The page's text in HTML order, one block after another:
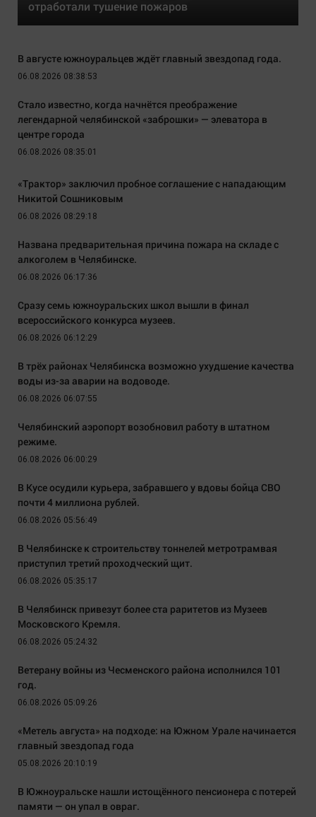
отработали тушение пожаров
В августе южноуральцев ждёт главный звездопад года.
06.08.2026 08:38:53
Стало известно, когда начнётся преображение
легендарной челябинской «заброшки» — элеватора в
центре города
06.08.2026 08:35:01
«Трактор» заключил пробное соглашение с нападающим
Никитой Сошниковым
06.08.2026 08:29:18
Названа предварительная причина пожара на складе с
алкоголем в Челябинске.
06.08.2026 06:17:36
Сразу семь южноуральских школ вышли в финал
всероссийского конкурса музеев.
06.08.2026 06:12:29
В трёх районах Челябинска возможно ухудшение качества
воды из-за аварии на водоводе.
06.08.2026 06:07:55
Челябинский аэропорт возобновил работу в штатном
режиме.
06.08.2026 06:00:29
В Кусе осудили курьера, забравшего у вдовы бойца СВО
почти 4 миллиона рублей.
06.08.2026 05:56:49
В Челябинске к строительству тоннелей метротрамвая
приступил третий проходческий щит.
06.08.2026 05:35:17
В Челябинск привезут более ста раритетов из Музеев
Московского Кремля.
06.08.2026 05:24:32
Ветерану войны из Чесменского района исполнился 101
год.
06.08.2026 05:09:26
«Метель августа» на подходе: на Южном Урале начинается
главный звездопад года
05.08.2026 20:10:19
В Южноуральске нашли истощённого пенсионера с потерей
памяти — он упал в овраг.